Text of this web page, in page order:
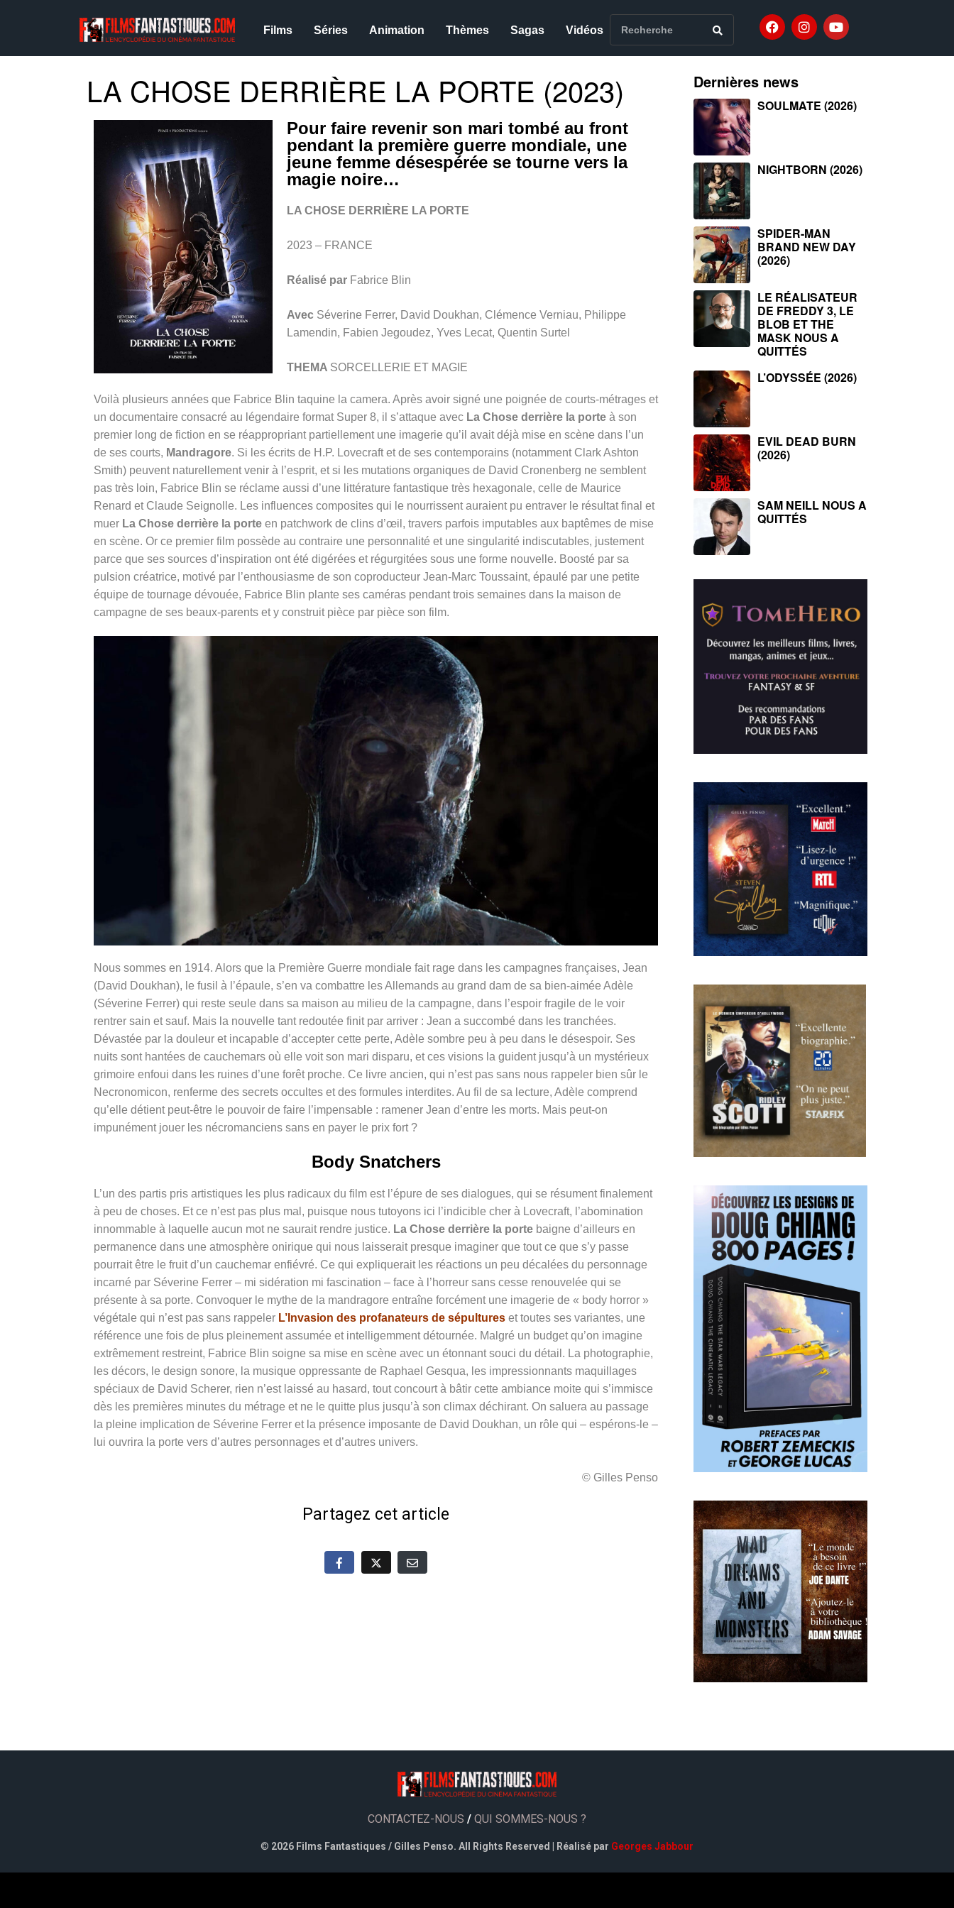
Films Séries Animation Thèmes Sagas Vidéos
LA CHOSE DERRIÈRE LA PORTE (2023)
Pour faire revenir son mari tombé au front
pendant la première guerre mondiale, une
jeune femme désespérée se tourne vers la
magie noire…
LA CHOSE DERRIÈRE LA PORTE
2023 – FRANCE
Réalisé par Fabrice Blin
Avec Séverine Ferrer, David Doukhan, Clémence Verniau, Philippe
Lamendin, Fabien Jegoudez, Yves Lecat, Quentin Surtel
THEMA SORCELLERIE ET MAGIE
Voilà plusieurs années que Fabrice Blin taquine la camera. Après avoir signé une poignée de courts-métrages et
un documentaire consacré au légendaire format Super 8, il s’attaque avec La Chose derrière la porte à son
premier long de fiction en se réappropriant partiellement une imagerie qu’il avait déjà mise en scène dans l’un
de ses courts, Mandragore. Si les écrits de H.P. Lovecraft et de ses contemporains (notamment Clark Ashton
Smith) peuvent naturellement venir à l’esprit, et si les mutations organiques de David Cronenberg ne semblent
pas très loin, Fabrice Blin se réclame aussi d’une littérature fantastique très hexagonale, celle de Maurice
Renard et Claude Seignolle. Les influences composites qui le nourrissent auraient pu entraver le résultat final et
muer La Chose derrière la porte en patchwork de clins d’œil, travers parfois imputables aux baptêmes de mise
en scène. Or ce premier film possède au contraire une personnalité et une singularité indiscutables, justement
parce que ses sources d’inspiration ont été digérées et régurgitées sous une forme nouvelle. Boosté par sa
pulsion créatrice, motivé par l’enthousiasme de son coproducteur Jean-Marc Toussaint, épaulé par une petite
équipe de tournage dévouée, Fabrice Blin plante ses caméras pendant trois semaines dans la maison de
campagne de ses beaux-parents et y construit pièce par pièce son film.
Nous sommes en 1914. Alors que la Première Guerre mondiale fait rage dans les campagnes françaises, Jean
(David Doukhan), le fusil à l’épaule, s’en va combattre les Allemands au grand dam de sa bien-aimée Adèle
(Séverine Ferrer) qui reste seule dans sa maison au milieu de la campagne, dans l’espoir fragile de le voir
rentrer sain et sauf. Mais la nouvelle tant redoutée finit par arriver : Jean a succombé dans les tranchées.
Dévastée par la douleur et incapable d’accepter cette perte, Adèle sombre peu à peu dans le désespoir. Ses
nuits sont hantées de cauchemars où elle voit son mari disparu, et ces visions la guident jusqu’à un mystérieux
grimoire enfoui dans les ruines d’une forêt proche. Ce livre ancien, qui n’est pas sans nous rappeler bien sûr le
Necronomicon, renferme des secrets occultes et des formules interdites. Au fil de sa lecture, Adèle comprend
qu’elle détient peut-être le pouvoir de faire l’impensable : ramener Jean d’entre les morts. Mais peut-on
impunément jouer les nécromanciens sans en payer le prix fort ?
Body Snatchers
L’un des partis pris artistiques les plus radicaux du film est l’épure de ses dialogues, qui se résument finalement
à peu de choses. Et ce n’est pas plus mal, puisque nous tutoyons ici l’indicible cher à Lovecraft, l’abomination
innommable à laquelle aucun mot ne saurait rendre justice. La Chose derrière la porte baigne d’ailleurs en
permanence dans une atmosphère onirique qui nous laisserait presque imaginer que tout ce que s’y passe
pourrait être le fruit d’un cauchemar enfiévré. Ce qui expliquerait les réactions un peu décalées du personnage
incarné par Séverine Ferrer – mi sidération mi fascination – face à l’horreur sans cesse renouvelée qui se
présente à sa porte. Convoquer le mythe de la mandragore entraîne forcément une imagerie de « body horror »
végétale qui n’est pas sans rappeler L’Invasion des profanateurs de sépultures et toutes ses variantes, une
référence une fois de plus pleinement assumée et intelligemment détournée. Malgré un budget qu’on imagine
extrêmement restreint, Fabrice Blin soigne sa mise en scène avec un étonnant souci du détail. La photographie,
les décors, le design sonore, la musique oppressante de Raphael Gesqua, les impressionnants maquillages
spéciaux de David Scherer, rien n’est laissé au hasard, tout concourt à bâtir cette ambiance moite qui s’immisce
dès les premières minutes du métrage et ne le quitte plus jusqu’à son climax déchirant. On saluera au passage
la pleine implication de Séverine Ferrer et la présence imposante de David Doukhan, un rôle qui – espérons-le –
lui ouvrira la porte vers d’autres personnages et d’autres univers.
© Gilles Penso
Partagez cet article
Dernières news
SOULMATE (2026)
NIGHTBORN (2026)
SPIDER-MAN
BRAND NEW DAY
(2026)
LE RÉALISATEUR
DE FREDDY 3, LE
BLOB ET THE
MASK NOUS A
QUITTÉS
L’ODYSSÉE (2026)
EVIL DEAD BURN
(2026)
SAM NEILL NOUS A
QUITTÉS
CONTACTEZ-NOUS / QUI SOMMES-NOUS ?
© 2026 Films Fantastiques / Gilles Penso. All Rights Reserved | Réalisé par Georges Jabbour